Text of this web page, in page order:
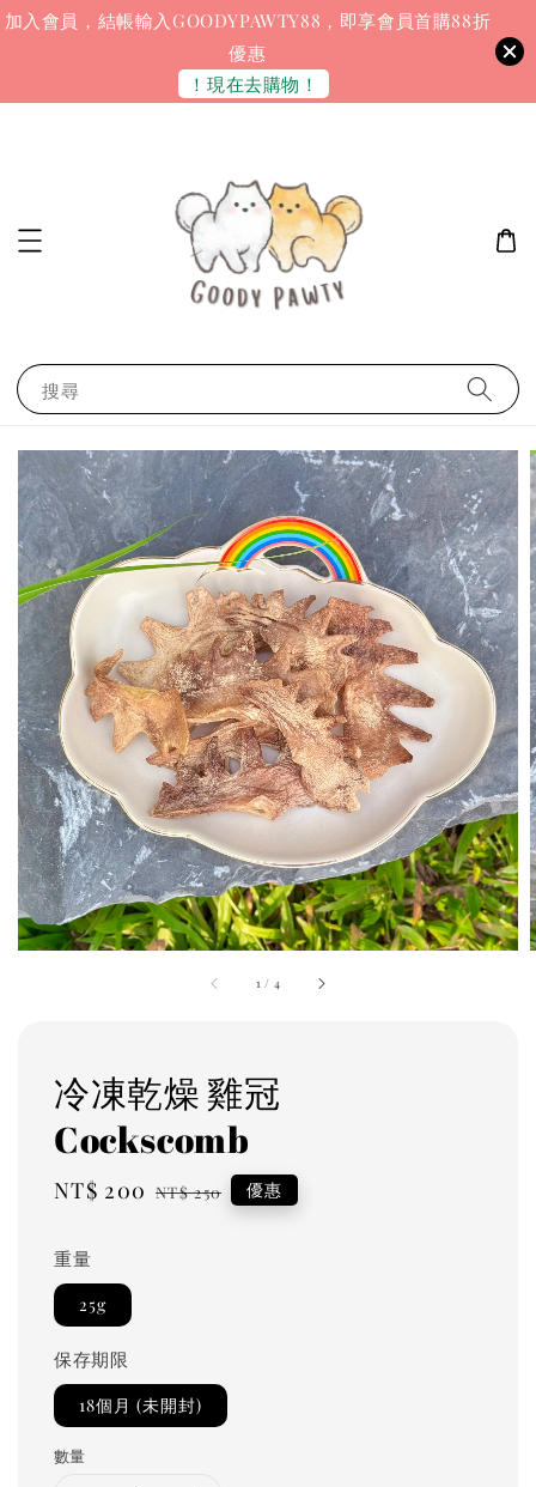
加入會員，結帳輸入GOODYPAWTY88，即享會員首購88折
優惠
！現在去購物！
搜尋
1 / 4
冷凍乾燥 雞冠
Cockscomb
Sale
NT$ 200 Regular
NT$ 250 優惠
重量
25g
保存期限
18個月 (未開封)
數量